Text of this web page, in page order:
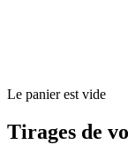
Le panier est vide
Tirages de